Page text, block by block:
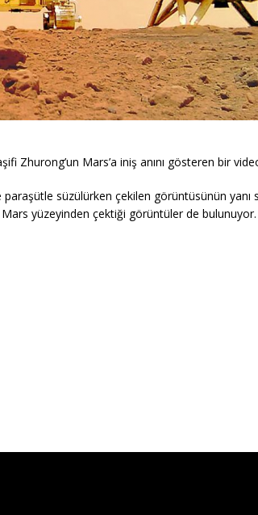
Zhurong’un Mars’a iniş anını gösteren bir
süzülürken çekilen görüntüsünün yanı
yüzeyinden çektiği görüntüler de bulunuyor.